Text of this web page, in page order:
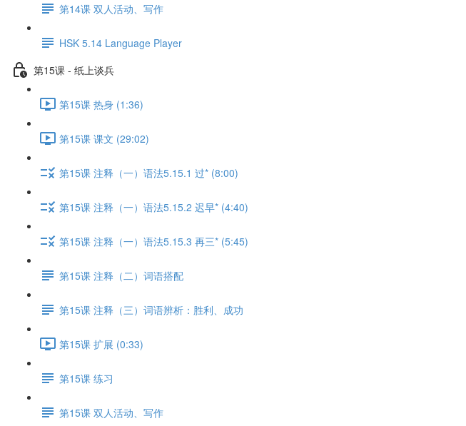
第14课 双人活动、写作
HSK 5.14 Language Player
第15课 - 纸上谈兵
第15课 热身 (1:36)
第15课 课文 (29:02)
第15课 注释（一）语法5.15.1 过* (8:00)
第15课 注释（一）语法5.15.2 迟早* (4:40)
第15课 注释（一）语法5.15.3 再三* (5:45)
第15课 注释（二）词语搭配
第15课 注释（三）词语辨析：胜利、成功
第15课 扩展 (0:33)
第15课 练习
第15课 双人活动、写作